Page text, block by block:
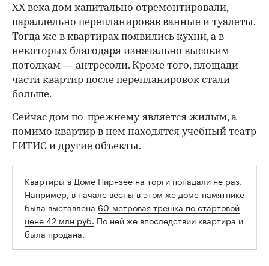
ХХ века дом капитально отремонтировали,
параллельно перепланировав ванные и туалеты.
Тогда же в квартирах появились кухни, а в
некоторых благодаря изначально высоким
потолкам — антресоли. Кроме того, площади
части квартир после перепланировок стали
больше.
Сейчас дом по-прежнему является жилым, а
помимо квартир в нем находятся учебный театр
ГИТИС и другие объекты.
Квартиры в Доме Нирнзее на торги попадали не раз.
Например, в начале весны в этом же доме-памятнике
была выставлена 60-метровая трешка по стартовой
цене 42 млн руб. По ней же впоследствии квартира и
была продана.